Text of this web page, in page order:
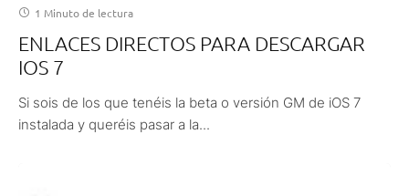
1 Minuto de lectura
ENLACES DIRECTOS PARA DESCARGAR
IOS 7
Si sois de los que tenéis la beta o versión GM de iOS 7
instalada y queréis pasar a la...